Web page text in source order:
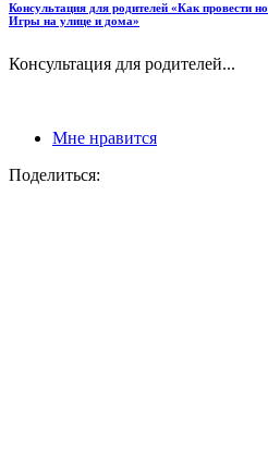
Консультация для родителей «Как провести
Игры на улице и дома»
Консультация для родителей...
Мне нравится
Поделиться: